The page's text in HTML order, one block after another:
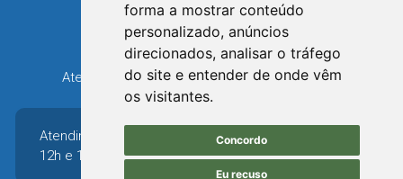
forma a mostrar conteúdo
personalizado, anúncios
direcionados, analisar o tráfego
do site e entender de onde vêm
os visitantes.
Concordo
Eu recuso
Avenida XV de Novembro, 15
Bairro Centro - Triunfo/RS
Telefone: (51) 3654-6308
Atendimento: 8h30 até 12h e 13h30 até 16h36
Atendimento: 8h30 até
12h e 13h30 até 16h36